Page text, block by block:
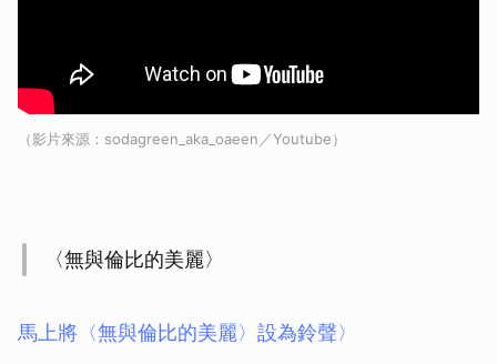
（影片來源：sodagreen_aka_oaeen／Youtube）
〈無與倫比的美麗〉
馬上將〈無與倫比的美麗〉設為鈴聲〉